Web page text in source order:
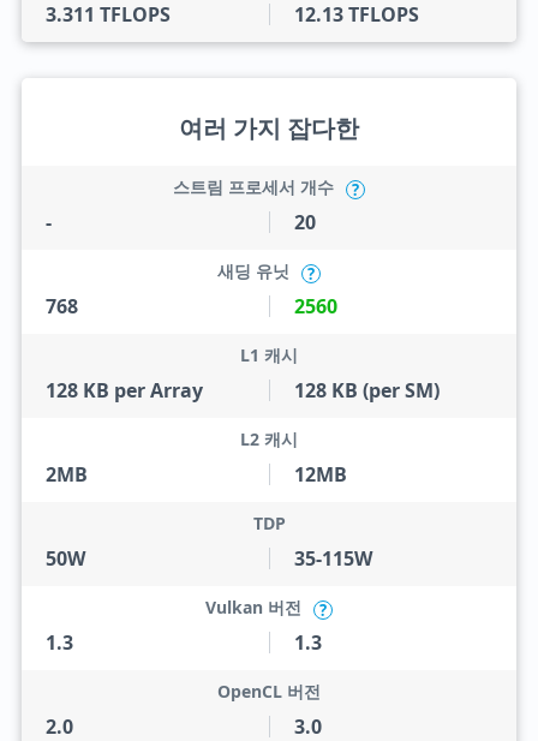
3.311 TFLOPS 12.13 TFLOPS
여러 가지 잡다한
-
스트림 프로세서 개수 ?
20
768
새딩 유닛 ?
2560
128 KB per Array
L1 캐시
128 KB (per SM)
2MB
L2 캐시
12MB
50W
TDP
35-115W
1.3
Vulkan 버전 ?
1.3
2.0
OpenCL 버전
3.0